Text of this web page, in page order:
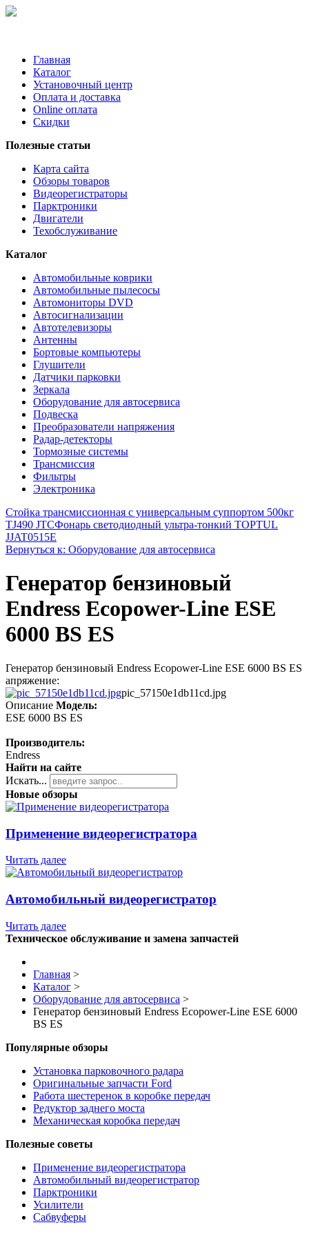
Главная
Каталог
Установочный центр
Оплата и доставка
Online оплата
Скидки
Полезные статьи
Карта сайта
Обзоры товаров
Видеорегистраторы
Парктроники
Двигатели
Техобслуживание
Каталог
Автомобильные коврики
Автомобильные пылесосы
Автомониторы DVD
Автосигнализации
Автотелевизоры
Антенны
Бортовые компьютеры
Глушители
Датчики парковки
Зеркала
Оборудование для автосервиса
Подвеска
Преобразователи напряжения
Радар-детекторы
Тормозные системы
Трансмиссия
Фильтры
Электроника
Стойка трансмиссионная с универсальным суппортом 500кг
TJ490 JTCФонарь светодиодный ультра-тонкий TOPTUL
JJAT0515E
Вернуться к: Оборудование для автосервиса
Генератор бензиновый
Endress Ecopower-Line ESE
6000 BS ES
Генератор бензиновый Endress Ecopower-Line ESE 6000 BS ES
апряжение:
pic_57150e1db11cd.jpg
Описание Модель:
ESE 6000 BS ES
Производитель:
Endress
Найти на сайте
Искать...
Новые обзоры
Применение видеорегистратора
Читать далее
Автомобильный видеорегистратор
Читать далее
Техническое обслуживание и замена запчастей
Главная >
Каталог >
Оборудование для автосервиса >
Генератор бензиновый Endress Ecopower-Line ESE 6000
BS ES
Популярные обзоры
Установка парковочного радара
Оригинальные запчасти Ford
Работа шестеренок в коробке передач
Редуктор заднего моста
Механическая коробка передач
Полезные советы
Применение видеорегистратора
Автомобильный видеорегистратор
Парктроники
Усилители
Cабвуферы